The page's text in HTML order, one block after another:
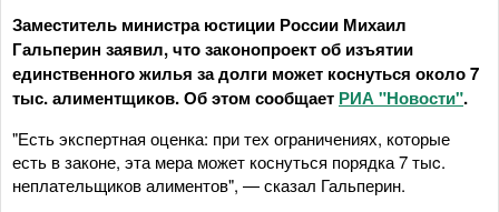
Заместитель министра юстиции России Михаил
Гальперин заявил, что законопроект об изъятии
единственного жилья за долги может коснуться около 7
тыс. алиментщиков. Об этом сообщает РИА "Новости".
"Есть экспертная оценка: при тех ограничениях, которые
есть в законе, эта мера может коснуться порядка 7 тыc.
неплательщиков алиментов", — сказал Гальперин.